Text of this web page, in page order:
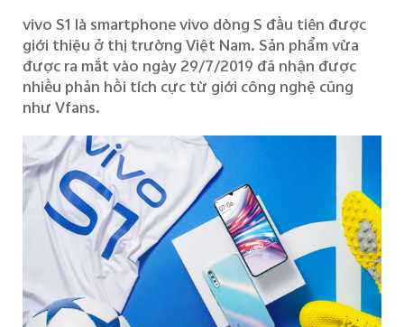
Việt Nam | Chọn quốc gia/khu vực
vivoS1 là smartphone vivo dòng S đầu tiên được
giới thiệu ở thị trường Việt Nam. Sản phẩmvừa
đượcra mắt vào ngày 29/7/2019 đã nhận được
nhiều phản hồi tích cực từ giới công nghệ cũng
nhưVfans.